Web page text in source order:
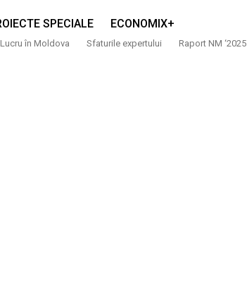
SPECIALE ECONOMIX+
Lucru în Moldova Sfaturile expertului Raport NM ‘2025